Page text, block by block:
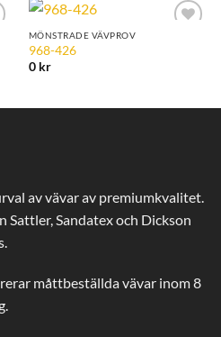
MÖNSTRADE VÄVPROV
968-426
0 kr
av vävar av premiumkvalitet.
Sattler, Sandatex och Dickson
måttbeställda vävar inom 8